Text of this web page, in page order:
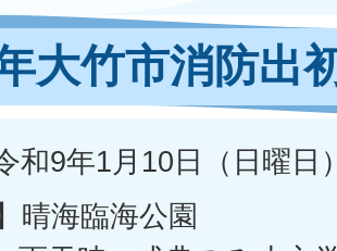
大竹市消防出
和9年1月10日（日曜日
晴海臨海公園